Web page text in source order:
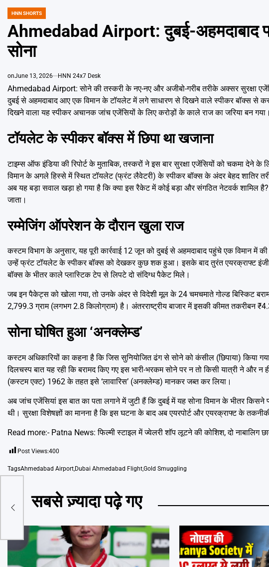
POSTED
IN
HNN SHORTS
Ahmedabad Airport: दुबई-अहमदाबाद
सोना
onJune 13, 2026 HNN 24x7 Desk
Ahmedabad Airport: सोने की तस्करी के नए-नए और अजीबो-गरीब तरीके अक्सर सुरक्षा
दुबई से अहमदाबाद आए एक विमान के टॉयलेट में लगे साधारण से दिखने वाले स्पीकर बॉक्स से
दिखने वाला यह स्पीकर अचानक जांच एजेंसियों के लिए करोड़ों के काले राज का जरिया बन गया।
टॉयलेट के स्पीकर बॉक्स में छिपा था खजाना
टाइम्स ऑफ इंडिया की रिपोर्ट के मुताबिक, तस्करों ने इस बार सुरक्षा एजेंसियों को चकमा देने
विमान के अगले हिस्से में स्थित टॉयलेट (फ्रंट लैवेटरी) के स्पीकर बॉक्स के अंदर बेहद शातिर
अब यह बड़ा सवाल खड़ा हो गया है कि क्या इस रैकेट में कोई बड़ा और संगठित नेटवर्क शामिल
जाता।
रम्मेजिंग ऑपरेशन के दौरान खुला राज
कस्टम विभाग के अनुसार, यह पूरी कार्रवाई 12 जून को दुबई से अहमदाबाद पहुंचे एक विमान में
उन्हें फ्रंट टॉयलेट के स्पीकर बॉक्स को देखकर कुछ शक हुआ। इसके बाद तुरंत एयरक्राफ्ट
बॉक्स के भीतर काले प्लास्टिक टेप से लिपटे दो संदिग्ध पैकेट मिले।
जब इन पैकेट्स को खोला गया, तो उनके अंदर से विदेशी मूल के 24 चमचमाते गोल्ड बिस्किट
2,799.3 ग्राम (लगभग 2.8 किलोग्राम) है। अंतरराष्ट्रीय बाजार में इसकी कीमत तकरीबन
सोना घोषित हुआ ‘अनक्लेम्ड’
कस्टम अधिकारियों का कहना है कि जिस सुनियोजित ढंग से सोने को कंसील (छिपाया)
दिलचस्प बात यह रही कि बरामद किए गए इस भारी-भरकम सोने पर न तो किसी यात्री ने और
(कस्टम एक्ट) 1962 के तहत इसे ‘लावारिस’ (अनक्लेम्ड) मानकर जब्त कर लिया।
अब जांच एजेंसियां इस बात का पता लगाने में जुटी हैं कि दुबई में यह सोना विमान के भीतर किसने
थी। सुरक्षा विशेषज्ञों का मानना है कि इस घटना के बाद अब एयरपोर्ट और एयरक्राफ्ट के
Read more:- Patna News: फिल्मी स्टाइल में ज्वेलरी शॉप लूटने की कोशिश, दो नाबालिग
Post Views:400
TagsAhmedabad Airport,Dubai Ahmedabad Flight,Gold Smuggling
सबसे ज़्यादा पढ़े गए